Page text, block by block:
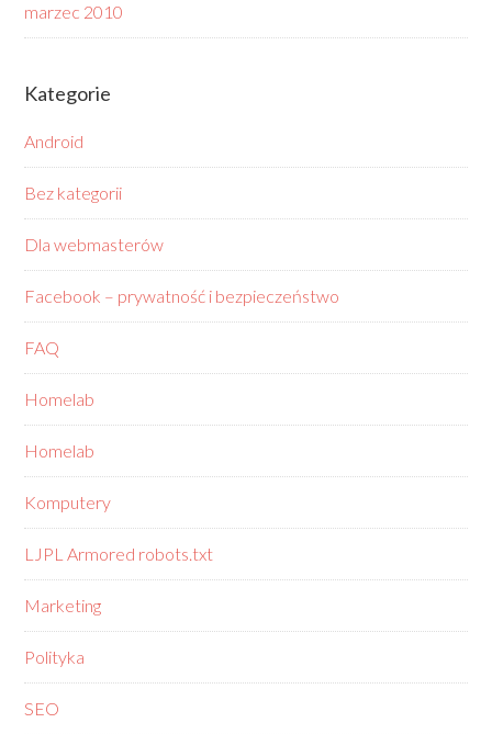
marzec 2010
Kategorie
Android
Bez kategorii
Dla webmasterów
Facebook – prywatność i bezpieczeństwo
FAQ
Homelab
Homelab
Komputery
LJPL Armored robots.txt
Marketing
Polityka
SEO